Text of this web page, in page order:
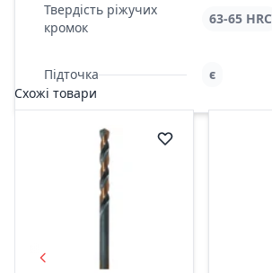
Твердість ріжучих
кромок
63-65 HRC
Підточка
є
Схожі товари